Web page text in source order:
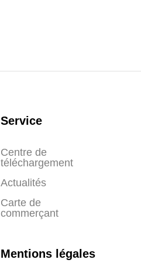
Service
Centre de
téléchargement
Actualités
Carte de
commerçant
Mentions légales